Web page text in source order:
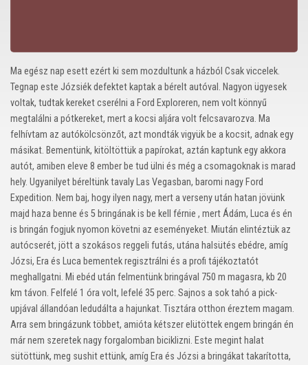
Ma egész nap esett ezért ki sem mozdultunk a házból Csak viccelek.
Tegnap este Józsiék defektet kaptak a bérelt autóval. Nagyon ügyesek
voltak, tudtak kereket cserélni a Ford Exploreren, nem volt könnyű
megtalálni a pótkereket, mert a kocsi aljára volt felcsavarozva. Ma
felhívtam az autókölcsönzőt, azt mondták vigyük be a kocsit, adnak egy
másikat. Bementünk, kitöltöttük a papírokat, aztán kaptunk egy akkora
autót, amiben eleve 8 ember be tud ülni és még a csomagoknak is marad
hely. Ugyanilyet béreltünk tavaly Las Vegasban, baromi nagy Ford
Expedition. Nem baj, hogy ilyen nagy, mert a verseny után hatan jövünk
majd haza benne és 5 bringának is be kell férnie , mert Ádám, Luca és én
is bringán fogjuk nyomon követni az eseményeket. Miután elintéztük az
autócserét, jött a szokásos reggeli futás, utána halsütés ebédre, amíg
Józsi, Era és Luca bementek regisztrálni és a profi tájékoztatót
meghallgatni. Mi ebéd után felmentünk bringával 750 m magasra, kb 20
km távon. Felfelé 1 óra volt, lefelé 35 perc. Sajnos a sok tahó a pick-
upjával állandóan ledudálta a hajunkat. Tisztára otthon éreztem magam.
Arra sem bringázunk többet, amióta kétszer elütöttek engem bringán én
már nem szeretek nagy forgalomban biciklizni. Este megint halat
sütöttünk, meg sushit ettünk, amíg Era és Józsi a bringákat takarította,